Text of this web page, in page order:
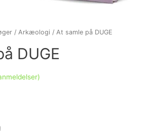
/ Arkæologi / At samle på DUGE
DUGE